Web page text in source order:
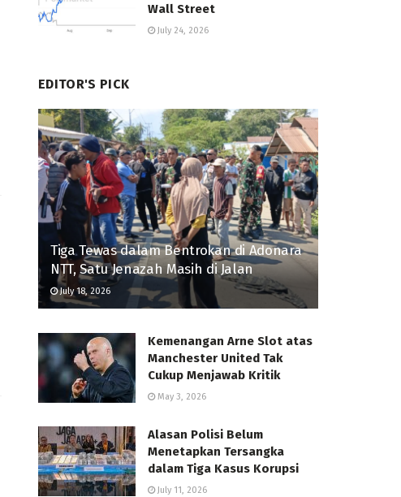
Wall Street
July 24, 2026
EDITOR'S PICK
Tiga Tewas dalam Bentrokan di Adonara
NTT, Satu Jenazah Masih di Jalan
July 18, 2026
Kemenangan Arne Slot atas
Manchester United Tak
Cukup Menjawab Kritik
May 3, 2026
Alasan Polisi Belum
Menetapkan Tersangka
dalam Tiga Kasus Korupsi
July 11, 2026